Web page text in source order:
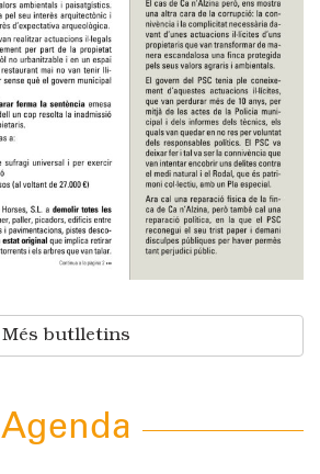
Més butlletins
Agenda